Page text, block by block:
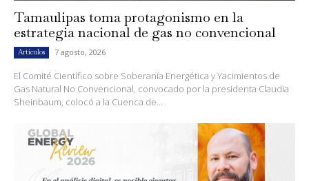
Tamaulipas toma protagonismo en la
estrategia nacional de gas no convencional
Artículos 7 agosto, 2026
El Comité Científico sobre Soberanía Energética y Yacimientos de
Gas Natural No Convencional, convocado por la presidenta Claudia
Sheinbaum, colocó a la Cuenca de...